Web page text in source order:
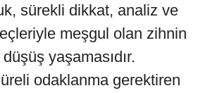
sürekli dikkat, analiz ve
meşgul olan zihnin
yaşamasıdır.
odaklanma gerektiren